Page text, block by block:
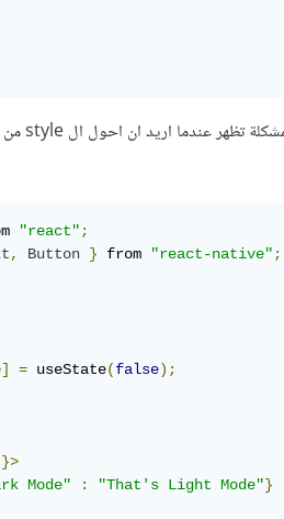
"react" ;
, Button } from "react-native" ;
] = useState(false);
}>
Mode" : "That's Light Mode"}